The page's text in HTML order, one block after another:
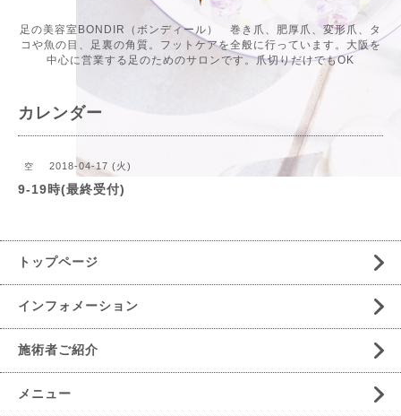
足の美容室BONDIR（ボンディール） 巻き爪、肥厚爪、変形爪、タ
コや魚の目、足裏の角質。フットケアを全般に行っています。大阪を
中心に営業する足のためのサロンです。爪切りだけでもOK
カレンダー
空 2018-04-17 (火)
9-19時(最終受付)
トップページ
インフォメーション
施術者ご紹介
メニュー